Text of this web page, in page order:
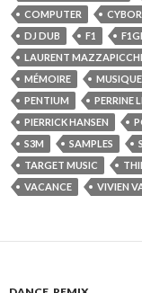
COMPUTER
DJ DUB
F1
LAURENT MAZZAPICCHI
MÉMOIRE
MUSIQUE
PENTIUM
PERRINE
PIERRICK HANSEN
S3M
SAMPLES
TARGET MUSIC
VACANCE
VIVIEN